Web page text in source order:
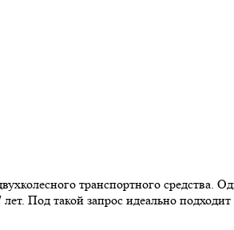
транспортного средства.
Под такой запрос идеально